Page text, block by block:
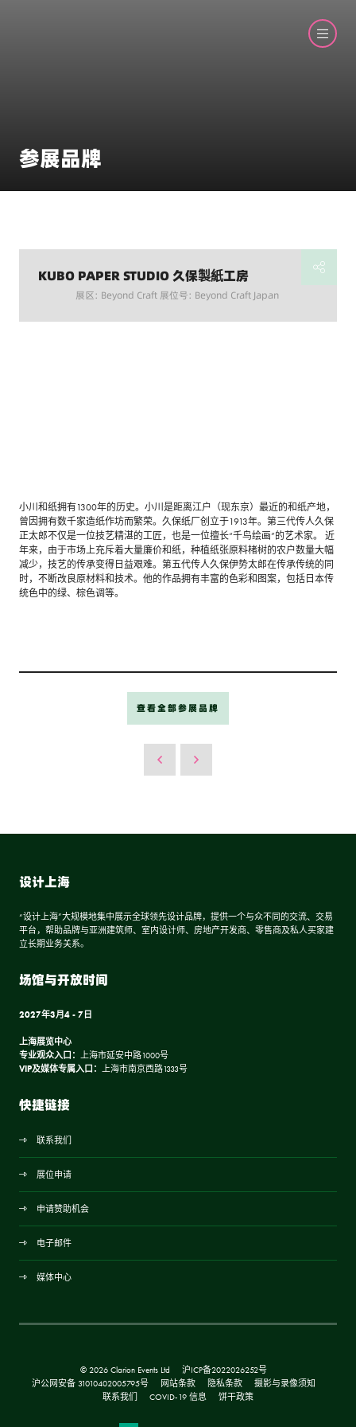
参展品牌
KUBO PAPER STUDIO 久保製紙工房
展区: Beyond Craft 展位号: Beyond Craft Japan
小川和纸拥有1300年的历史。小川是距离江户（现东京）最近的和纸产地，
曾因拥有数千家造纸作坊而繁荣。久保纸厂创立于1913年。第三代传人久保
正太郎不仅是一位技艺精湛的工匠，也是一位擅长“千鸟绘画”的艺术家。 近
年来，由于市场上充斥着大量廉价和纸，种植纸张原料楮树的农户数量大幅
减少，技艺的传承变得日益艰难。第五代传人久保伊势太郎在传承传统的同
时，不断改良原材料和技术。他的作品拥有丰富的色彩和图案，包括日本传
统色中的绿、棕色调等。
查看全部参展品牌
设计上海
“设计上海”大规模地集中展示全球领先设计品牌，提供一个与众不同的交流、交易
平台，帮助品牌与亚洲建筑师、室内设计师、房地产开发商、零售商及私人买家建
立长期业务关系。
场馆与开放时间
2027年3月4 - 7日
上海展览中心
专业观众入口： 上海市延安中路1000号
VIP及媒体专属入口： 上海市南京西路1333号
快捷链接
联系我们
展位申请
申请赞助机会
电子邮件
媒体中心
© 2026 Clarion Events Ltd
沪ICP备2022026252号
沪公网安备 31010402005795号
网站条款 隐私条款
摄影与录像须知
联系我们
COVID-19 信息 饼干政策